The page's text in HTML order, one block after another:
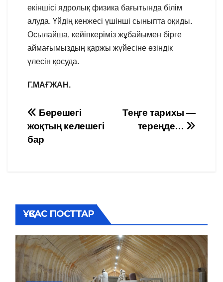
екіншісі ядролық физика бағытында білім
алуда. Үйдің кенжесі үшінші сыныпта оқиды.
Осылайша, кейіпкеріміз жұбайымен бірге
аймағымыздың қаржы жүйесіне өзіндік
үлесін қосуда.
Г.МАҒЖАН.
Навигация
по
Теңге тарихы —
тереңде…
Берешегі
жоқтың келешегі
бар
ҰҚСАС ПОСТТАР